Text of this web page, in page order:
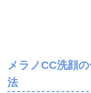
メラノCC洗顔
法